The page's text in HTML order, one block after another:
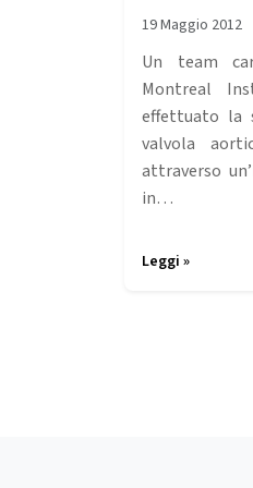
19 Maggio 2012
Un team
Montreal
effettuato la
valvola
attraverso
in…
Leggi »